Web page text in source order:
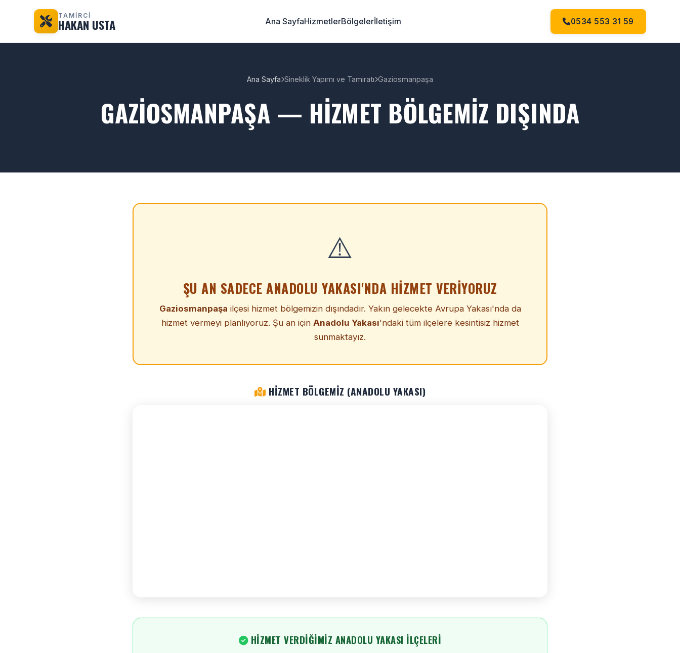
TAMİRCİ
HAKAN USTA Ana SayfaHizmetlerBölgelerİletişim 0534 553 31 59
Ana Sayfa Sineklik Yapımı ve Tamiratı Gaziosmanpaşa
GAZIOSMANPAŞA — HIZMET BÖLGEMIZ DIŞINDA
⚠️
ŞU AN SADECE ANADOLU YAKASI'NDA HIZMET VERIYORUZ
Gaziosmanpaşa ilçesi hizmet bölgemizin dışındadır. Yakın gelecekte Avrupa Yakası'nda da
hizmet vermeyi planlıyoruz. Şu an için Anadolu Yakası'ndaki tüm ilçelere kesintisiz hizmet
sunmaktayız.
HIZMET BÖLGEMIZ (ANADOLU YAKASI)
HIZMET VERDIĞIMIZ ANADOLU YAKASI İLÇELERI